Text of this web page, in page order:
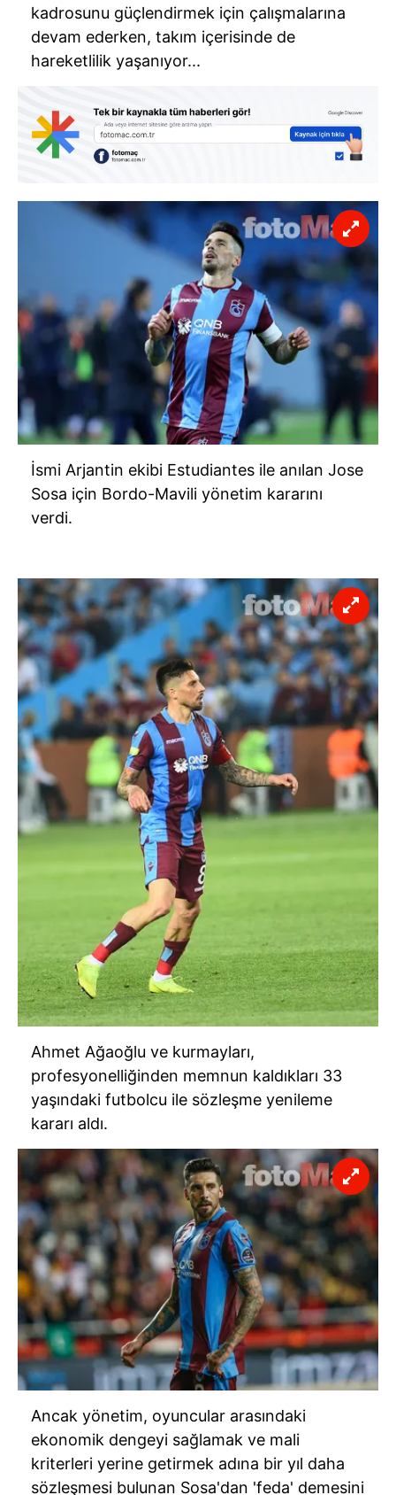
kadrosunu güçlendirmek için çalışmalarına
devam ederken, takım içerisinde de
hareketlilik yaşanıyor...
İsmi Arjantin ekibi Estudiantes ile anılan Jose
Sosa için Bordo-Mavili yönetim kararını
verdi.
Ahmet Ağaoğlu ve kurmayları,
profesyonelliğinden memnun kaldıkları 33
yaşındaki futbolcu ile sözleşme yenileme
kararı aldı.
Ancak yönetim, oyuncular arasındaki
ekonomik dengeyi sağlamak ve mali
kriterleri yerine getirmek adına bir yıl daha
sözleşmesi bulunan Sosa'dan 'feda' demesini